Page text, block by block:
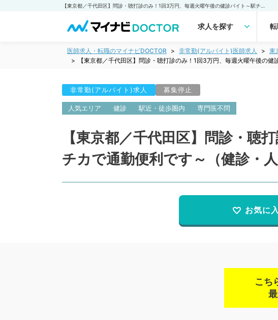
求人を探す
医師求人・転職のマイナビDOCTOR 非常勤(アルバイト)医師求人 東
【東京都／千代田区】問診・聴打診のみ！1回3万円、毎週火曜午後の
非常勤(アルバイト)求人 募集停止
人気エリア 健診 駅近・徒歩圏内 専門医不問
【東京都／千代田区】問診・聴
チカで通勤便利です～（健診・
お気に
こち